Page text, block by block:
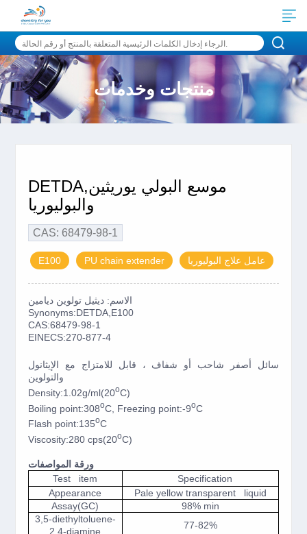
منتجات وخدمات
DETDA,موسع البولي يوريثين
والبوليوريا
CAS: 68479-98-1
E100 PU chain extender عامل علاج البوليوريا
الاسم: ديثيل تولوين ديامين
Synonyms:DETDA,E100
CAS:68479-98-1
EINECS:270-877-4
سائل أصفر شاحب أو شفاف ، قابل للامتزاج مع الإيثانول
والتولوين
Density:1.02g/ml(20oC)
Boiling point:308oC, Freezing point:-9oC
Flash point:135oC
Viscosity:280 cps(20oC)
ورقة المواصفات
Test item
Specification
Appearance
Pale yellow transparent liquid
Assay(GC)
98% min
3,5-diethyltoluene-
2,4-diamine
77-82%